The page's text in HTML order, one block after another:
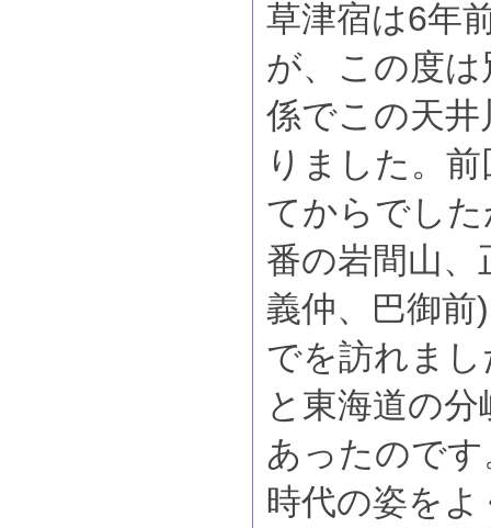
草津宿は6年
が、この度
係でこの天
りました。
てからでし
番の岩間山、
義仲、巴御前
でを訪れま
と東海道の
あったので
時代の姿を